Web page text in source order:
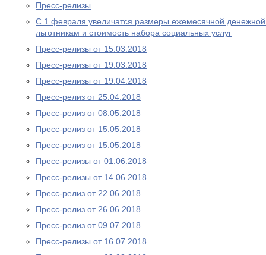
Пресс-релизы
С 1 февраля увеличатся размеры ежемесячной
льготникам и стоимость набора социальных услуг
Пресс-релизы от 15.03.2018
Пресс-релизы от 19.03.2018
Пресс-релизы от 19.04.2018
Пресс-релиз от 25.04.2018
Пресс-релиз от 08.05.2018
Пресс-релиз от 15.05.2018
Пресс-релиз от 15.05.2018
Пресс-релизы от 01.06.2018
Пресс-релизы от 14.06.2018
Пресс-релиз от 22.06.2018
Пресс-релиз от 26.06.2018
Пресс-релиз от 09.07.2018
Пресс-релизы от 16.07.2018